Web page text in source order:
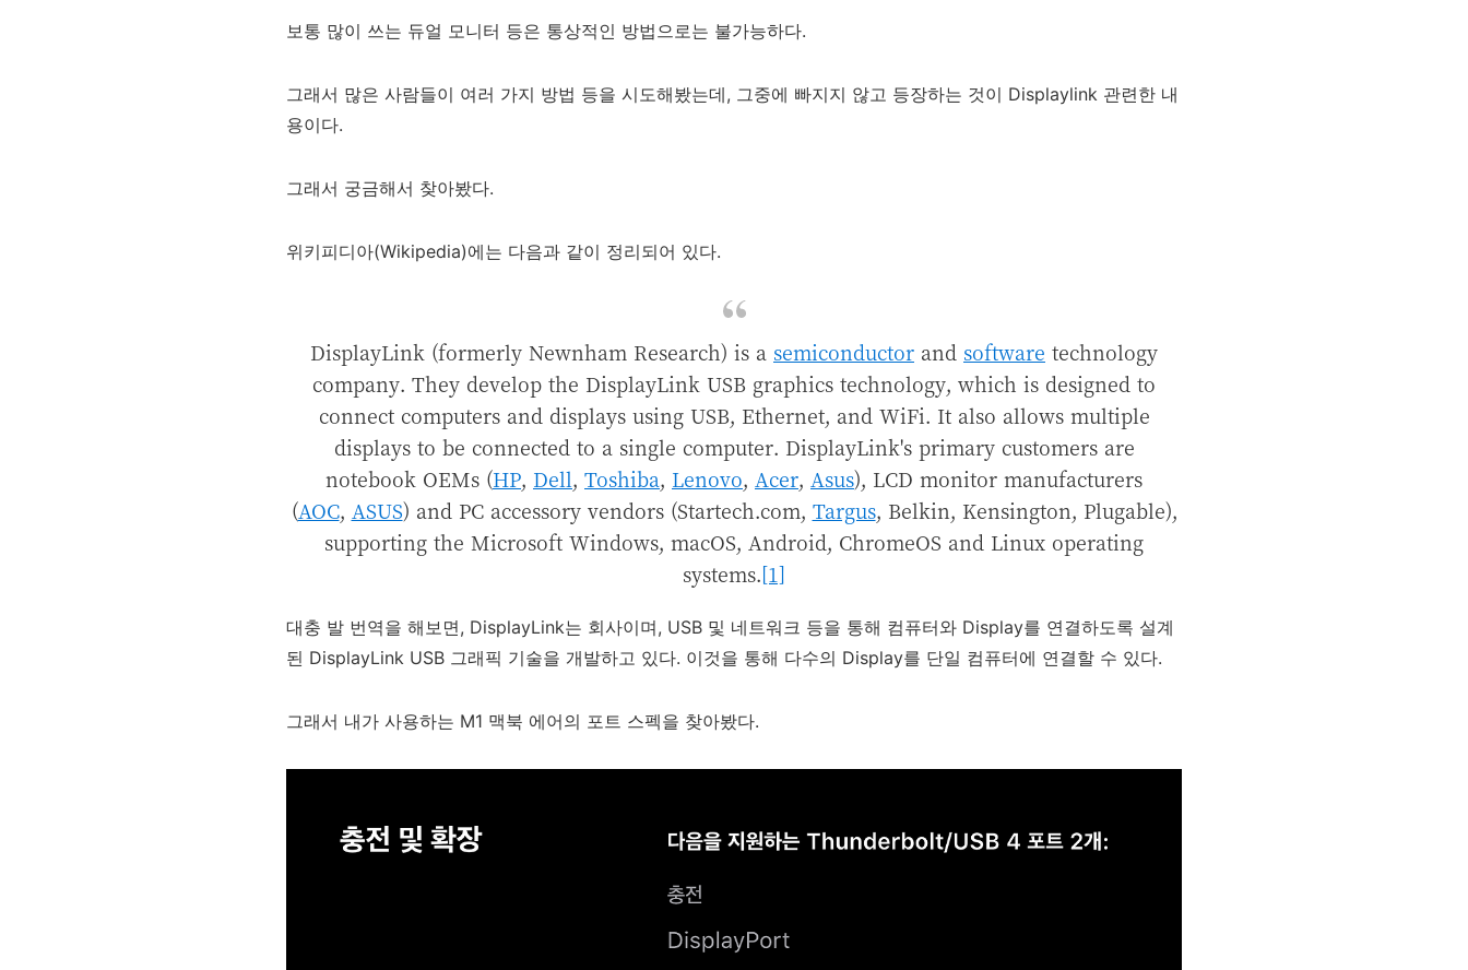
보통 많이 쓰는 듀얼 모니터 등은 통상적인 방법으로는 불가능하다.
그래서 많은 사람들이 여러 가지 방법 등을 시도해봤는데, 그중에 빠지지 않고 등장하는 것이 Displaylink 관련한 내
용이다.
그래서 궁금해서 찾아봤다.
위키피디아(Wikipedia)에는 다음과 같이 정리되어 있다.
DisplayLink (formerly Newnham Research) is a semiconductor and software technology
company. They develop the DisplayLink USB graphics technology, which is designed to
connect computers and displays using USB, Ethernet, and WiFi. It also allows multiple
displays to be connected to a single computer. DisplayLink's primary customers are
notebook OEMs (HP, Dell, Toshiba, Lenovo, Acer, Asus), LCD monitor manufacturers
(AOC, ASUS) and PC accessory vendors (Startech.com, Targus, Belkin, Kensington, Plugable),
supporting the Microsoft Windows, macOS, Android, ChromeOS and Linux operating
systems.[1]
대충 발 번역을 해보면, DisplayLink는 회사이며, USB 및 네트워크 등을 통해 컴퓨터와 Display를 연결하도록 설계
된 DisplayLink USB 그래픽 기술을 개발하고 있다. 이것을 통해 다수의 Display를 단일 컴퓨터에 연결할 수 있다.
그래서 내가 사용하는 M1 맥북 에어의 포트 스펙을 찾아봤다.